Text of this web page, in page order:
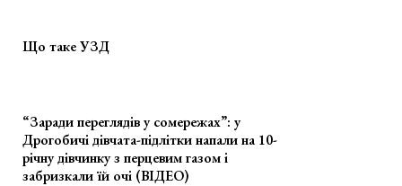
Що таке УЗД
“Заради переглядів у сомережах”: у
Дрогобичі дівчата-підлітки напали на 10-
річну дівчинку з перцевим газом і
забризкали їй очі (ВІДЕО)